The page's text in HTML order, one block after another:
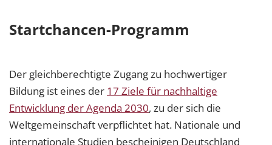
Startchancen-Programm
Der gleichberechtigte Zugang zu hochwertiger
Bildung ist eines der 17 Ziele für nachhaltige
Entwicklung der Agenda 2030, zu der sich die
Weltgemeinschaft verpflichtet hat. Nationale und
internationale Studien bescheinigen Deutschland